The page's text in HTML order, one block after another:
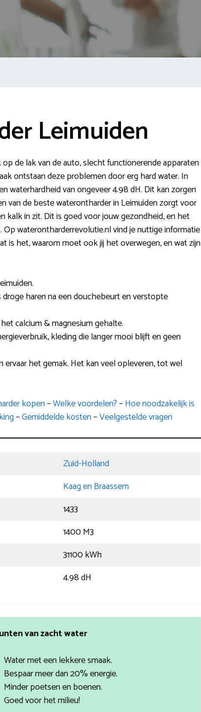
Leimuiden
de lak van de auto, slecht functionerende apparaten
ontstaan deze problemen door erg hard water. In
waterhardheid van ongeveer 4.98 dH. Dit kan zorgen
van de beste waterontharder in Leimuiden zorgt voor
kalk in zit. Dit is goed voor jouw gezondheid, en het
waterontharderrevolutie.nl vind je nuttige informatie
is het, waarom moet ook jij het overwegen, en wat zijn
haren na een douchebeurt en verstopte
calcium & magnesium gehalte.
kleding die langer mooi blijft en geen
ervaar het gemak. Het kan veel opleveren, tot wel
kopen–Welke voordelen?–Hoe noodzakelijk is
–Gemiddelde kosten–Veelgestelde vragen
Zuid-Holland
Kaag en Braassem
1433
1400 M3
31100 kWh
4.98 dH
van zacht water
Water met een lekkere smaak.
Bespaar meer dan 20% energie.
Minder poetsen en boenen.
Goed voor het milieu!